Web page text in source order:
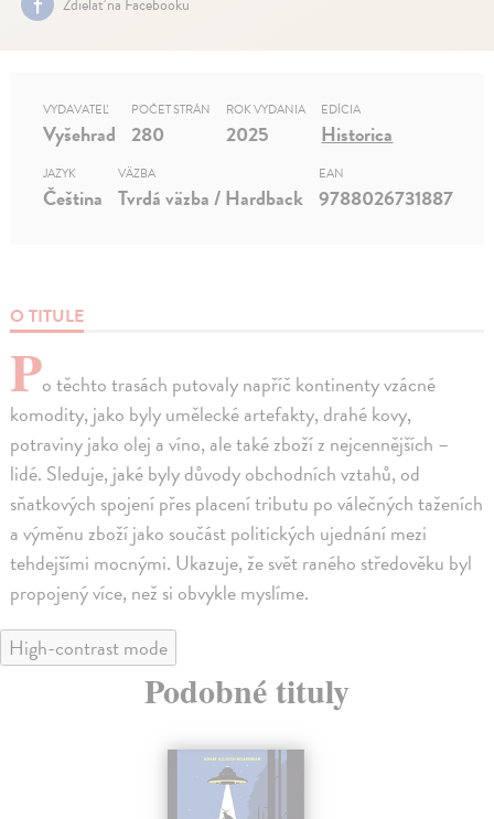
Zdielať na Facebooku
O TITULE
Po těchto trasách putovaly napříč kontinenty vzácné
komodity, jako byly umělecké artefakty, drahé kovy,
potraviny jako olej a víno, ale také zboží z nejcennějších –
lidé. Sleduje, jaké byly důvody obchodních vztahů, od
sňatkových spojení přes placení tributu po válečných taženích
a výměnu zboží jako součást politických ujednání mezi
tehdejšími mocnými. Ukazuje, že svět raného středověku byl
propojený více, než si obvykle myslíme.
VYDAVATEĽ
Vyšehrad
POČET STRÁN
280
ROK VYDANIA
2025
EDÍCIA
Historica
JAZYK
Čeština
VÄZBA
Tvrdá väzba / Hardback
EAN
9788026731887
High-contrast mode
Podobné tituly